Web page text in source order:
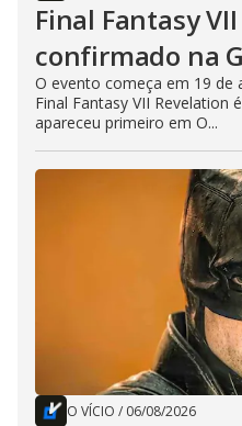
Final Fantasy
confirmado na
O evento começa em 19 de
Final Fantasy VII Revelation
apareceu primeiro em O...
O VÍCIO / 06/08/2026